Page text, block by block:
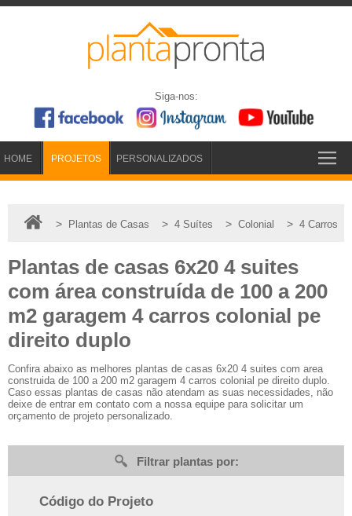
Siga-nos:
HOME PROJETOS PERSONALIZADOS
> Plantas de Casas > 4 Suítes > Colonial > 4 Carros
Plantas de casas 6x20 4 suites
com área construída de 100 a 200
m2 garagem 4 carros colonial pe
direito duplo
Confira abaixo as melhores plantas de casas 6x20 4 suites com area
construida de 100 a 200 m2 garagem 4 carros colonial pe direito duplo.
Caso essas plantas de casas não atendam as suas necessidades, não
deixe de entrar em contato com a nossa equipe para solicitar um
orçamento de projeto personalizado.
Filtrar plantas por:
Código do Projeto